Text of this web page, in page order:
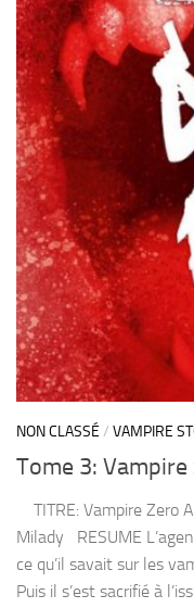
NON CLASSÉ / VAMPIRE
Tome 3: Vampire
TITRE: Vampire Zero
Milady RESUME
ce qu’il savait sur les
Puis il s’est sacrifié à